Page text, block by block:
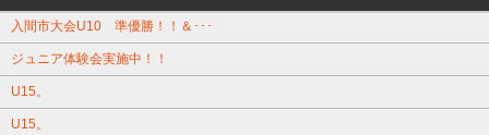
入間市大会U10 準優勝！！＆･･･
ジュニア体験会実施中！！
U15。
U15。